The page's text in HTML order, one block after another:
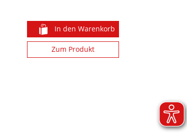
In den Warenkorb
Zum Produkt